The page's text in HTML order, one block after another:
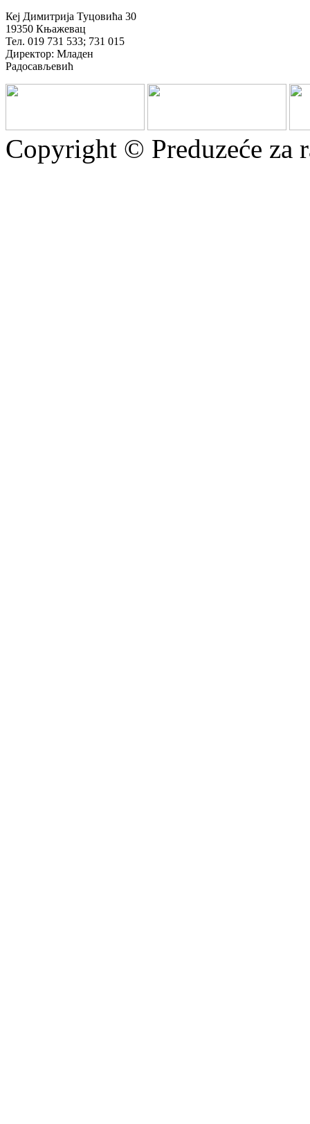
Кеј Димитрија Туцовића 30
19350 Књажевац
Тел. 019 731 533; 731 015
Директор: Младен
Радосављевић
Copyright © Preduzeće za